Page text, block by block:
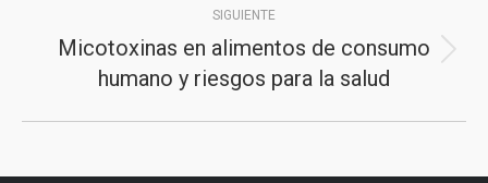
SIGUIENTE
Publicación
siguiente:
Micotoxinas en alimentos de consumo
humano y riesgos para la salud